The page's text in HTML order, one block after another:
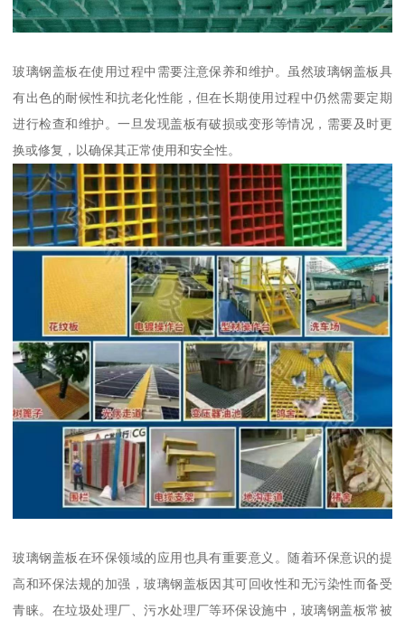
玻璃钢盖板在使用过程中需要注意保养和维护。虽然玻璃钢盖板具
有出色的耐候性和抗老化性能，但在长期使用过程中仍然需要定期
进行检查和维护。一旦发现盖板有破损或变形等情况，需要及时更
换或修复，以确保其正常使用和安全性。
玻璃钢盖板在环保领域的应用也具有重要意义。随着环保意识的提
高和环保法规的加强，玻璃钢盖板因其可回收性和无污染性而备受
青睐。在垃圾处理厂、污水处理厂等环保设施中，玻璃钢盖板常被